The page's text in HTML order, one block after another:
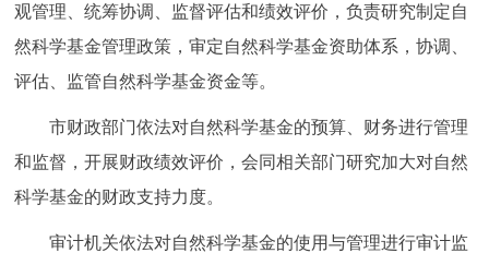
观管理、统筹协调、监督评估和绩效评价，负责研究制定自
然科学基金管理政策，审定自然科学基金资助体系，协调、
评估、监管自然科学基金资金等。
市财政部门依法对自然科学基金的预算、财务进行管理
和监督，开展财政绩效评价，会同相关部门研究加大对自然
科学基金的财政支持力度。
审计机关依法对自然科学基金的使用与管理进行审计监